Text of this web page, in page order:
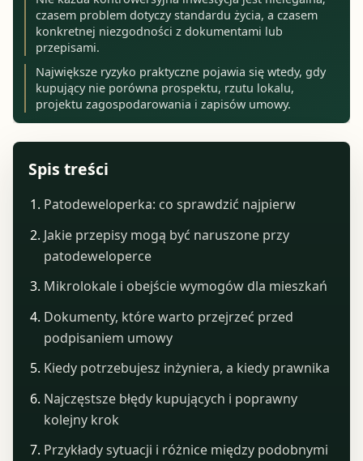
czasem problem dotyczy standardu życia, a czasem
konkretnej niezgodności z dokumentami lub
przepisami.
Największe ryzyko praktyczne pojawia się wtedy, gdy
kupujący nie porówna prospektu, rzutu lokalu,
projektu zagospodarowania i zapisów umowy.
Spis treści
Patodeweloperka: co sprawdzić najpierw
Jakie przepisy mogą być naruszone przy
patodeweloperce
Mikrolokale i obejście wymogów dla mieszkań
Dokumenty, które warto przejrzeć przed
podpisaniem umowy
Kiedy potrzebujesz inżyniera, a kiedy prawnika
Najczęstsze błędy kupujących i poprawny
kolejny krok
Przykłady sytuacji i różnice między podobnymi